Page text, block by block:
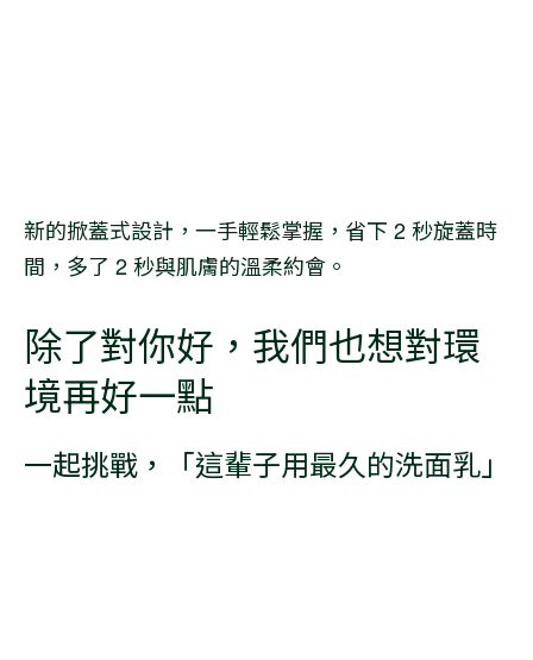
新的掀蓋式設計，一手輕鬆掌握，省下 2 秒旋蓋時
間，多了 2 秒與肌膚的溫柔約會。
除了對你好，我們也想對環
境再好一點
一起挑戰，「這輩子用最久的洗面乳」